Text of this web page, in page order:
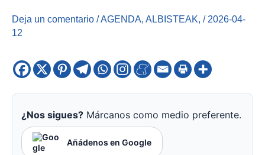
Deja un comentario /AGENDA, ALBISTEAK, / 2026-04-
12
¿Nos sigues? Márcanos como medio preferente.
Añádenos en Google